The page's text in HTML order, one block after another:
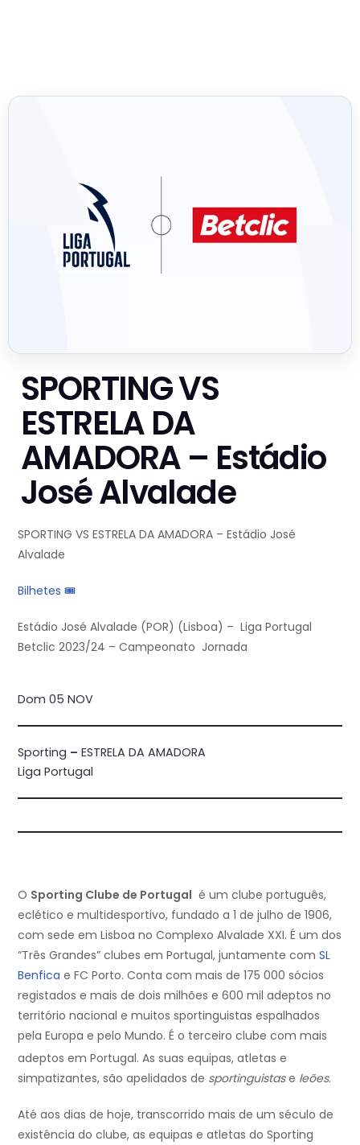
SPORTING VS
ESTRELA DA
AMADORA – Estádio
José Alvalade
SPORTING VS ESTRELA DA AMADORA – Estádio José
Alvalade
Bilhetes 🎟
Estádio José Alvalade (POR) (Lisboa) – Liga Portugal
Betclic 2023/24 – Campeonato Jornada
Dom 05 NOV
Sporting – ESTRELA DA AMADORA
Liga Portugal
O Sporting Clube de Portugal é um clube português,
eclético e multidesportivo, fundado a 1 de julho de 1906,
com sede em Lisboa no Complexo Alvalade XXI. É um dos
“Três Grandes” clubes em Portugal, juntamente com SL
Benfica e FC Porto. Conta com mais de 175 000 sócios
registados e mais de dois milhões e 600 mil adeptos no
território nacional e muitos sportinguistas espalhados
pela Europa e pelo Mundo. É o terceiro clube com mais
adeptos em Portugal. As suas equipas, atletas e
simpatizantes, são apelidados de sportinguistase leões.
Até aos dias de hoje, transcorrido mais de um século de
existência do clube, as equipas e atletas do Sporting